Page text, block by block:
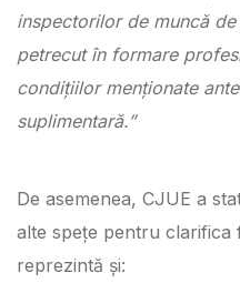
inspectorilor de muncă
petrecut în formare
condițiilor menționate
suplimentară.”
De asemenea, CJUE a
alte spețe pentru
reprezintă și: